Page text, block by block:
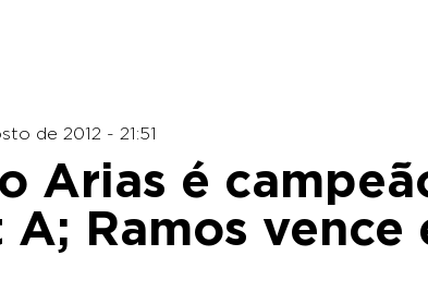
de 2012 - 21:51
Arias é
Ramos vence